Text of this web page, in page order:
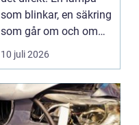
som blinkar, en säkring
som går om och om
igen eller ett...
10 juli 2026